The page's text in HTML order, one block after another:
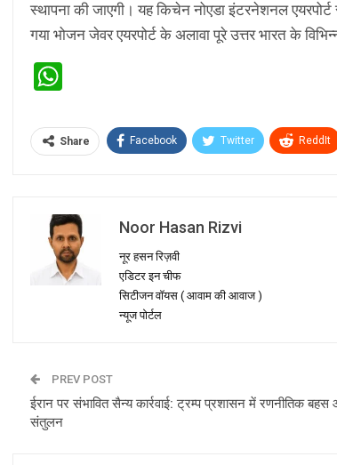
स्थापना की जाएगी। यह किचेन नोएडा इंटरनेशनल
गया भोजन जेवर एयरपोर्ट के अलावा पूरे उत्तर भारत के
Share Facebook Twitter ReddIt
Noor Hasan Rizvi
नूर हसन रिज़वी
एडिटर इन चीफ
सिटीजन वॉयस ( आवाम की आवाज )
न्यूज पोर्टल
PREV POST
ईरान पर संभावित सैन्य कार्रवाई: ट्रम्प प्रशासन में रणनीतिक
संतुलन